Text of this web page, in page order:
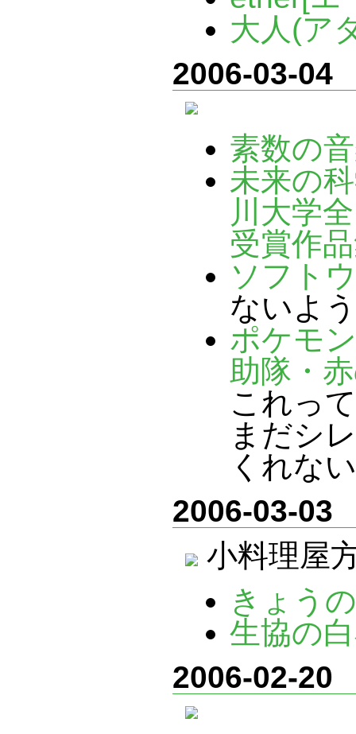
大人(ア
2006-03-04
素数の
未来の
川大学
受賞作
ソフト
ないよ
ポケモ
助隊・
これっ
まだシ
くれな
2006-03-03
小料理屋
きょう
生協の
2006-02-20